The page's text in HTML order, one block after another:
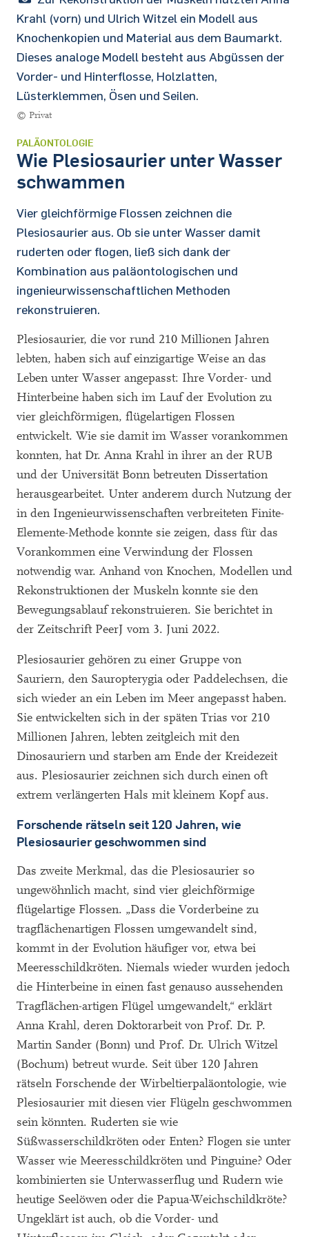
Krahl (vorn) und Ulrich Witzel ein Modell aus
Knochenkopien und Material aus dem Baumarkt.
Dieses analoge Modell besteht aus Abgüssen der
Vorder- und Hinterflosse, Holzlatten,
Lüsterklemmen, Ösen und Seilen.
© Privat
PALÄONTOLOGIE
Wie Plesiosaurier unter Wasser
schwammen
Vier gleichförmige Flossen zeichnen die
Plesiosaurier aus. Ob sie unter Wasser damit
ruderten oder flogen, ließ sich dank der
Kombination aus paläontologischen und
ingenieurwissenschaftlichen Methoden
rekonstruieren.
Plesiosaurier, die vor rund 210 Millionen Jahren
lebten, haben sich auf einzigartige Weise an das
Leben unter Wasser angepasst: Ihre Vorder- und
Hinterbeine haben sich im Lauf der Evolution zu
vier gleichförmigen, flügelartigen Flossen
entwickelt. Wie sie damit im Wasser vorankommen
konnten, hat Dr. Anna Krahl in ihrer an der RUB
und der Universität Bonn betreuten Dissertation
herausgearbeitet. Unter anderem durch Nutzung der
in den Ingenieurwissenschaften verbreiteten Finite-
Elemente-Methode konnte sie zeigen, dass für das
Vorankommen eine Verwindung der Flossen
notwendig war. Anhand von Knochen, Modellen und
Rekonstruktionen der Muskeln konnte sie den
Bewegungsablauf rekonstruieren. Sie berichtet in
der Zeitschrift PeerJ vom 3. Juni 2022.
Plesiosaurier gehören zu einer Gruppe von
Sauriern, den Sauropterygia oder Paddelechsen, die
sich wieder an ein Leben im Meer angepasst haben.
Sie entwickelten sich in der späten Trias vor 210
Millionen Jahren, lebten zeitgleich mit den
Dinosauriern und starben am Ende der Kreidezeit
aus. Plesiosaurier zeichnen sich durch einen oft
extrem verlängerten Hals mit kleinem Kopf aus.
Forschende rätseln seit 120 Jahren, wie
Plesiosaurier geschwommen sind
Das zweite Merkmal, das die Plesiosaurier so
ungewöhnlich macht, sind vier gleichförmige
flügelartige Flossen. „Dass die Vorderbeine zu
tragflächenartigen Flossen umgewandelt sind,
kommt in der Evolution häufiger vor, etwa bei
Meeresschildkröten. Niemals wieder wurden jedoch
die Hinterbeine in einen fast genauso aussehenden
Tragflächen-artigen Flügel umgewandelt,“ erklärt
Anna Krahl, deren Doktorarbeit von Prof. Dr. P.
Martin Sander (Bonn) und Prof. Dr. Ulrich Witzel
(Bochum) betreut wurde. Seit über 120 Jahren
rätseln Forschende der Wirbeltierpaläontologie, wie
Plesiosaurier mit diesen vier Flügeln geschwommen
sein könnten. Ruderten sie wie
Süßwasserschildkröten oder Enten? Flogen sie unter
Wasser wie Meeresschildkröten und Pinguine? Oder
kombinierten sie Unterwasserflug und Rudern wie
heutige Seelöwen oder die Papua-Weichschildkröte?
Ungeklärt ist auch, ob die Vorder- und